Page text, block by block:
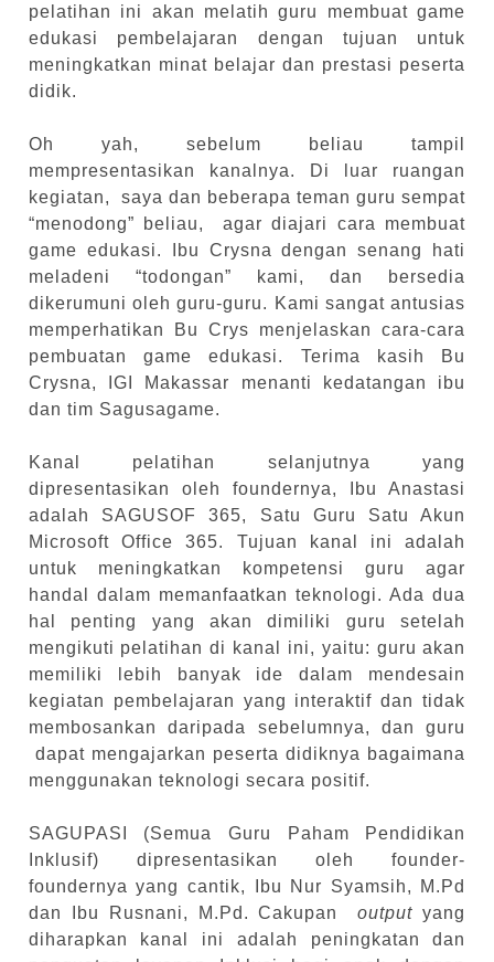
pelatihan ini akan melatih guru membuat game
edukasi pembelajaran dengan tujuan untuk
meningkatkan minat belajar dan prestasi peserta
didik.
Oh yah, sebelum beliau tampil
mempresentasikan kanalnya. Di luar ruangan
kegiatan, saya dan beberapa teman guru sempat
“menodong” beliau, agar diajari cara membuat
game edukasi. Ibu Crysna dengan senang hati
meladeni “todongan” kami, dan bersedia
dikerumuni oleh guru-guru. Kami sangat antusias
memperhatikan Bu Crys menjelaskan cara-cara
pembuatan game edukasi. Terima kasih Bu
Crysna, IGI Makassar menanti kedatangan ibu
dan tim Sagusagame.
Kanal pelatihan selanjutnya yang
dipresentasikan oleh foundernya, Ibu Anastasi
adalah SAGUSOF 365, Satu Guru Satu Akun
Microsoft Office 365. Tujuan kanal ini adalah
untuk meningkatkan kompetensi guru agar
handal dalam memanfaatkan teknologi. Ada dua
hal penting yang akan dimiliki guru setelah
mengikuti pelatihan di kanal ini, yaitu: guru akan
memiliki lebih banyak ide dalam mendesain
kegiatan pembelajaran yang interaktif dan tidak
membosankan daripada sebelumnya, dan guru
dapat mengajarkan peserta didiknya bagaimana
menggunakan teknologi secara positif.
SAGUPASI (Semua Guru Paham Pendidikan
Inklusif) dipresentasikan oleh founder-
foundernya yang cantik, Ibu Nur Syamsih, M.Pd
dan Ibu Rusnani, M.Pd. Cakupanoutputyang
diharapkan kanal ini adalah peningkatan dan